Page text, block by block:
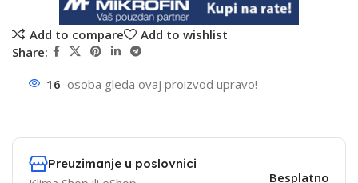
Add to compare
Add to wishlist
Share:
16 osoba gleda ovaj proizvod upravo!
Preuzimanje u poslovnici
Besplatno